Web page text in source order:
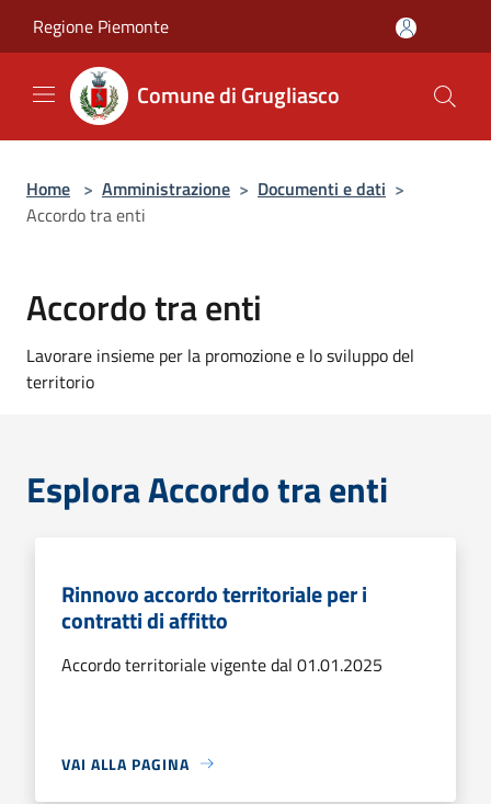
Regione Piemonte
Comune di Grugliasco
Home > Amministrazione > Documenti e dati >
Accordo tra enti
Accordo tra enti
Lavorare insieme per la promozione e lo sviluppo del
territorio
Esplora Accordo tra enti
Rinnovo accordo territoriale per i
contratti di affitto
Accordo territoriale vigente dal 01.01.2025
VAI ALLA PAGINA